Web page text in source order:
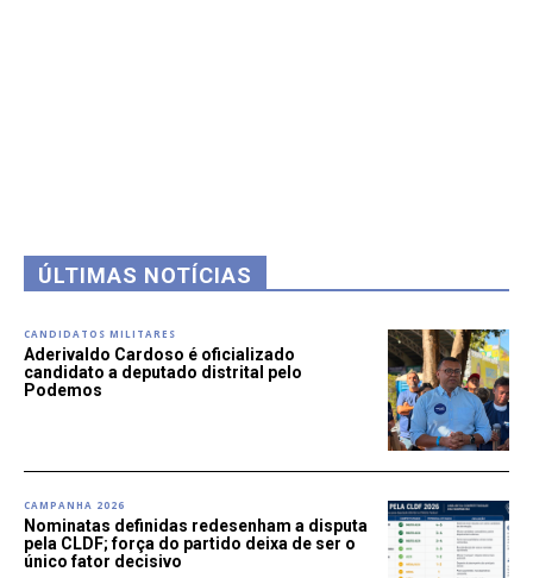
ÚLTIMAS NOTÍCIAS
CANDIDATOS MILITARES
Aderivaldo Cardoso é oficializado
candidato a deputado distrital pelo
Podemos
CAMPANHA 2026
Nominatas definidas redesenham a disputa
pela CLDF; força do partido deixa de ser o
único fator decisivo